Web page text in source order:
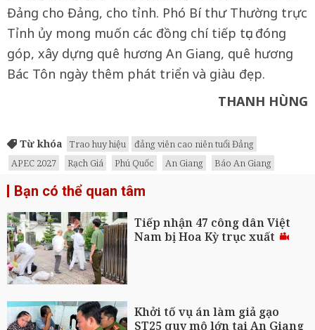
Đảng cho Đảng, cho tỉnh. Phó Bí thư Thường trực
Tỉnh ủy mong muốn các đồng chí tiếp tục đóng
góp, xây dựng quê hương An Giang, quê hương
Bác Tôn ngày thêm phát triển và giàu đẹp.
THANH HÙNG
Từ khóa Trao huy hiệu
đảng viên cao niên tuổi Đảng
APEC 2027
Rạch Giá Phú Quốc An Giang Báo An Giang
Bạn có thể quan tâm
Tiếp nhận 47 công dân Việt
Nam bị Hoa Kỳ trục xuất
Khởi tố vụ án làm giả gạo
ST25 quy mô lớn tại An Giang